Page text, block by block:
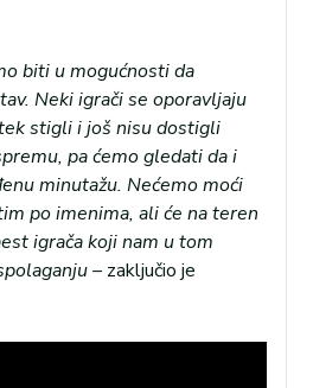
biti u mogućnosti da
Neki igrači se oporavljaju
stigli i još nisu dostigli
pa ćemo gledati da i
minutažu. Nećemo moći
po imenima, ali će na teren
igrača koji nam u tom
– zaključio je